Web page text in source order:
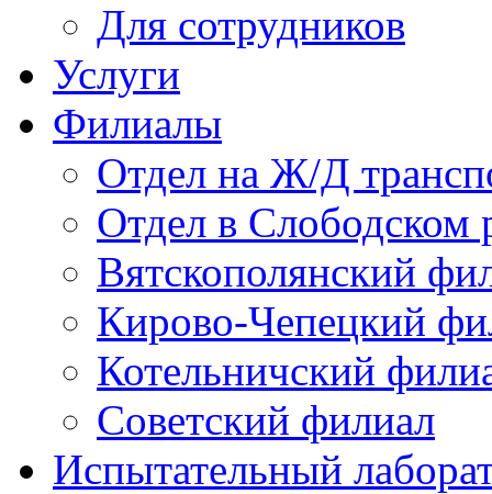
Для сотрудников
Услуги
Филиалы
Отдел на Ж/Д
Отдел в Слободском
Вятскополянский
Кирово-Чепецкий
Котельничский
Советский филиал
Испытательный